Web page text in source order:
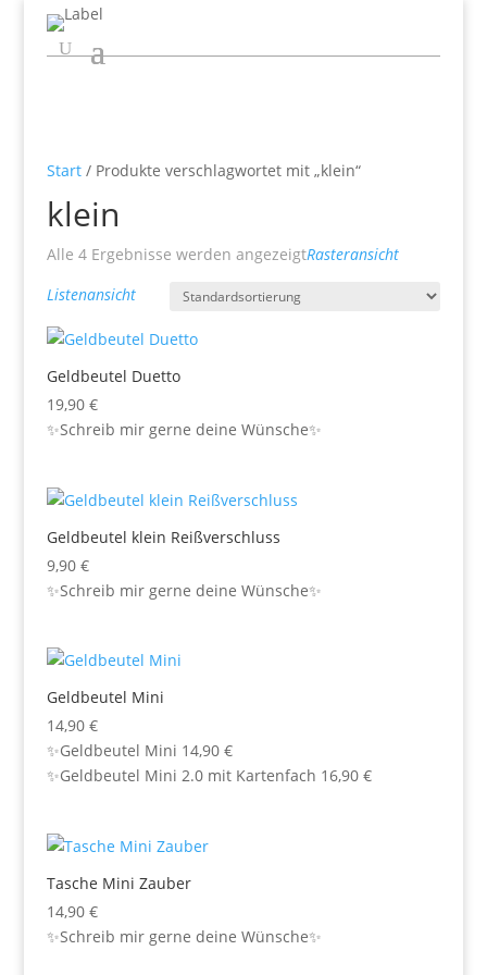
Start/ Produkte verschlagwortet mit „klein“
klein
Alle 4 Ergebnisse werden angezeigtRasteransicht
Listenansicht
Geldbeutel Duetto
19,90 €
✨Schreib mir gerne deine Wünsche✨
Geldbeutel klein Reißverschluss
9,90 €
✨Schreib mir gerne deine Wünsche✨
Geldbeutel Mini
14,90 €
✨Geldbeutel Mini 14,90 €
✨Geldbeutel Mini 2.0 mit Kartenfach 16,90 €
Tasche Mini Zauber
14,90 €
✨Schreib mir gerne deine Wünsche✨